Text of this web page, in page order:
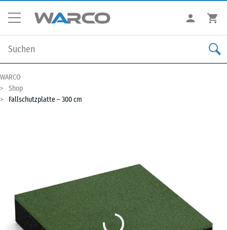
WARCO
Shop
Fallschutzplatte – 300 cm